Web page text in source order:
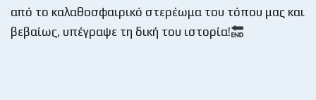
από το καλαθοσφαιρικό στερέωμα του τόπου μας και
βεβαίως, υπέγραψε τη δική του ιστορία!